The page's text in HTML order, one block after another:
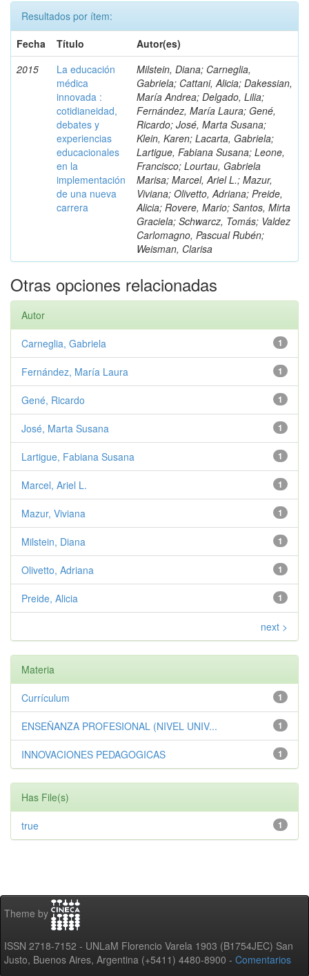
Resultados por ítem:
Fecha
Título
Autor(es)
2015
La educación
médica
innovada :
cotidianeidad,
debates y
experiencias
educacionales
en la
implementación
de una nueva
carrera
Milstein, Diana; Carneglia,
Gabriela; Cattani, Alicia; Dakessian,
María Andrea; Delgado, Lilia;
Fernández, María Laura; Gené,
Ricardo; José, Marta Susana;
Klein, Karen; Lacarta, Gabriela;
Lartigue, Fabiana Susana; Leone,
Francisco; Lourtau, Gabriela
Marisa; Marcel, Ariel L.; Mazur,
Viviana; Olivetto, Adriana; Preide,
Alicia; Rovere, Mario; Santos, Mirta
Graciela; Schwarcz, Tomás; Valdez
Carlomagno, Pascual Rubén;
Weisman, Clarisa
Otras opciones relacionadas
Autor
1
Carneglia, Gabriela
1
Fernández, María Laura
1
Gené, Ricardo
1
José, Marta Susana
1
Lartigue, Fabiana Susana
1
Marcel, Ariel L.
1
Mazur, Viviana
1
Milstein, Diana
1
Olivetto, Adriana
1
Preide, Alicia
next >
Materia
1
Currículum
1
ENSEÑANZA PROFESIONAL (NIVEL UNIV...
1
INNOVACIONES PEDAGOGICAS
Has File(s)
1
true
Theme by
ISSN 2718-7152 - UNLaM Florencio Varela 1903 (B1754JEC) San
Justo, Buenos Aires, Argentina (+5411) 4480-8900 - Comentarios